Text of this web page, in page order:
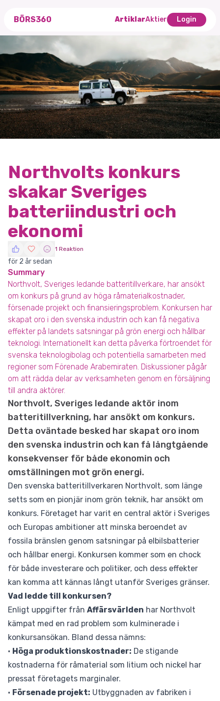
BÖRS360 ArtiklarAktier Login
Northvolts konkurs
skakar Sveriges
batteriindustri och
ekonomi
1 Reaktion
för 2 år sedan
Summary
Northvolt, Sveriges ledande batteritillverkare, har ansökt
om konkurs på grund av höga råmaterialkostnader,
försenade projekt och finansieringsproblem. Konkursen har
skapat oro i den svenska industrin och kan få negativa
effekter på landets satsningar på grön energi och hållbar
teknologi. Internationellt kan detta påverka förtroendet för
svenska teknologibolag och potentiella samarbeten med
regioner som Förenade Arabemiraten. Diskussioner pågår
om att rädda delar av verksamheten genom en försäljning
till andra aktörer.
Northvolt, Sveriges ledande aktör inom
batteritillverkning, har ansökt om konkurs.
Detta oväntade besked har skapat oro inom
den svenska industrin och kan få långtgående
konsekvenser för både ekonomin och
omställningen mot grön energi.
Den svenska batteritillverkaren Northvolt, som länge
setts som en pionjär inom grön teknik, har ansökt om
konkurs. Företaget har varit en central aktör i Sveriges
och Europas ambitioner att minska beroendet av
fossila bränslen genom satsningar på elbilsbatterier
och hållbar energi. Konkursen kommer som en chock
för både investerare och politiker, och dess effekter
kan komma att kännas långt utanför Sveriges gränser.
Vad ledde till konkursen?
Enligt uppgifter från Affärsvärlden har Northvolt
kämpat med en rad problem som kulminerade i
konkursansökan. Bland dessa nämns:
• Höga produktionskostnader: De stigande
kostnaderna för råmaterial som litium och nickel har
pressat företagets marginaler.
• Försenade projekt: Utbyggnaden av fabriken i